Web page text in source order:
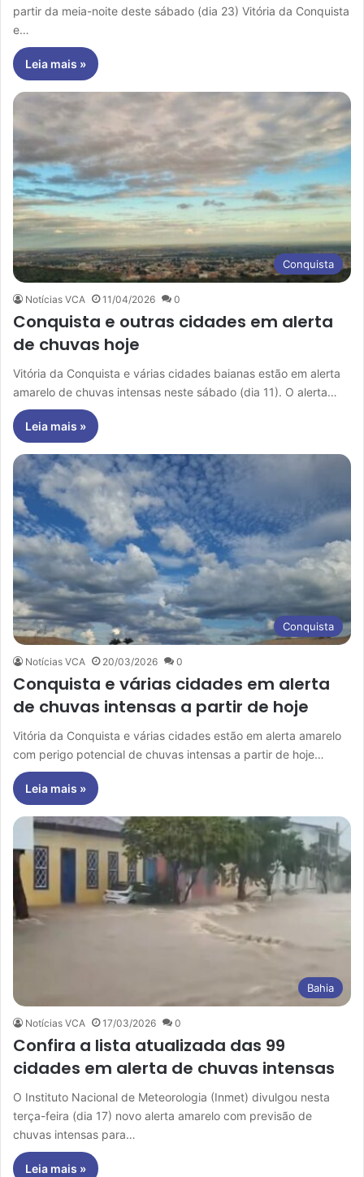
partir da meia-noite deste sábado (dia 23) Vitória da Conquista
e…
Leia mais »
Conquista
Notícias VCA 11/04/2026 0
Conquista e outras cidades em alerta
de chuvas hoje
Vitória da Conquista e várias cidades baianas estão em alerta
amarelo de chuvas intensas neste sábado (dia 11). O alerta…
Leia mais »
Conquista
Notícias VCA 20/03/2026 0
Conquista e várias cidades em alerta
de chuvas intensas a partir de hoje
Vitória da Conquista e várias cidades estão em alerta amarelo
com perigo potencial de chuvas intensas a partir de hoje…
Leia mais »
Bahia
Notícias VCA 17/03/2026 0
Confira a lista atualizada das 99
cidades em alerta de chuvas intensas
O Instituto Nacional de Meteorologia (Inmet) divulgou nesta
terça-feira (dia 17) novo alerta amarelo com previsão de
chuvas intensas para…
Leia mais »